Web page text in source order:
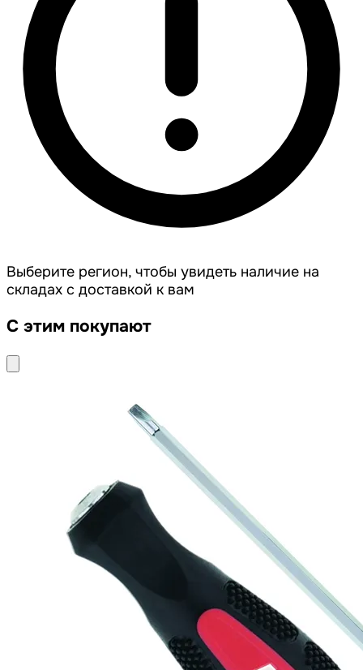
Выберите регион, чтобы увидеть наличие на
складах с доставкой к вам
С этим покупают